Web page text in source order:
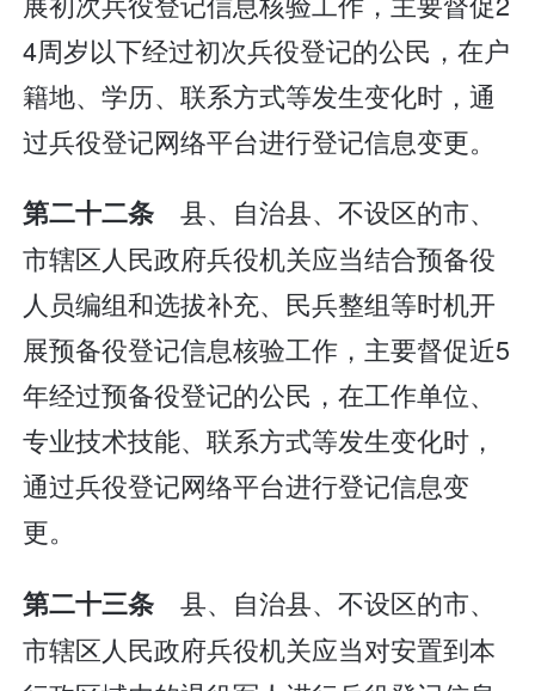
4周岁以下经过初次兵役登记的公民，在户
籍地、学历、联系方式等发生变化时，通
过兵役登记网络平台进行登记信息变更。
第二十二条 县、自治县、不设区的市、
市辖区人民政府兵役机关应当结合预备役
人员编组和选拔补充、民兵整组等时机开
展预备役登记信息核验工作，主要督促近5
年经过预备役登记的公民，在工作单位、
专业技术技能、联系方式等发生变化时，
通过兵役登记网络平台进行登记信息变
更。
第二十三条 县、自治县、不设区的市、
市辖区人民政府兵役机关应当对安置到本